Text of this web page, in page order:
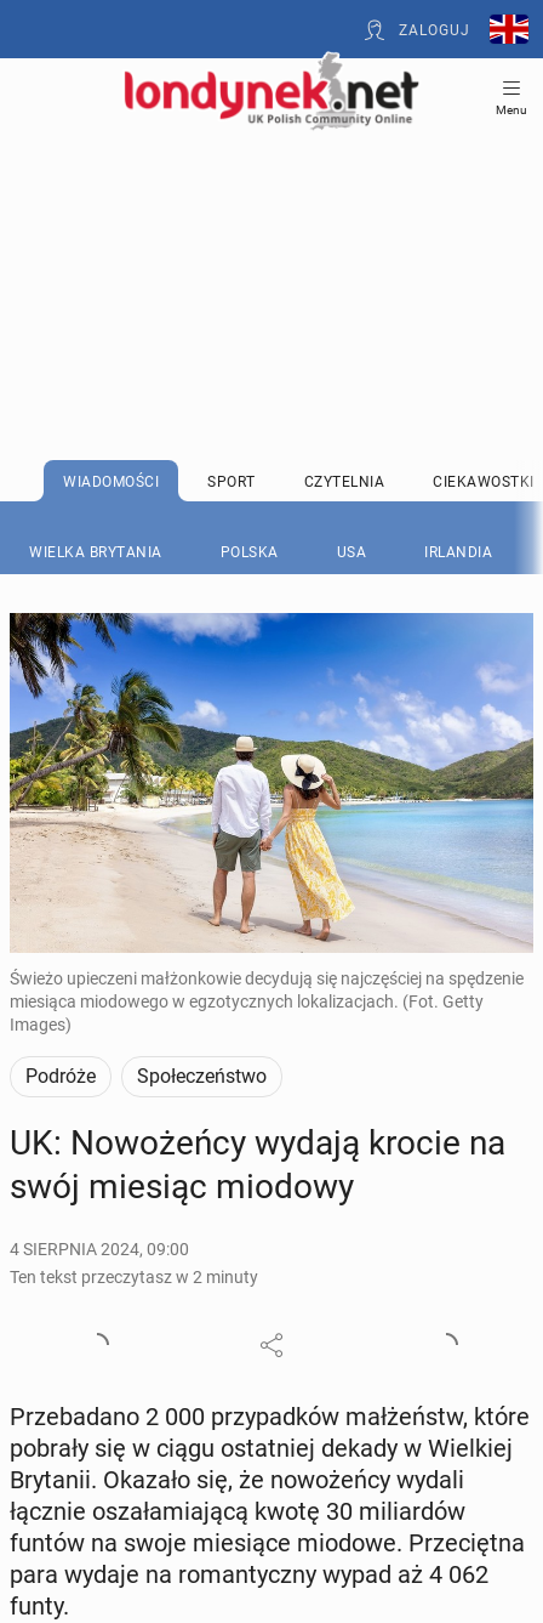
ZALOGUJ
Menu
WIADOMOŚCI SPORT CZYTELNIA CIEKAWOSTKI
WIELKA BRYTANIA POLSKA USA IRLANDIA
Świeżo upieczeni małżonkowie decydują się najczęściej na spędzenie
miesiąca miodowego w egzotycznych lokalizacjach. (Fot. Getty
Images)
Podróże Społeczeństwo
UK: No­wo­żeń­cy wydają krocie na
swój miesiąc miodowy
4 SIERPNIA 2024, 09:00
Ten tekst przeczytasz w 2 minuty
Prze­ba­da­no 2 000 przy­pad­ków mał­żeństw, które
pobrały się w ciągu ostat­niej dekady w Wiel­kiej
Bry­ta­nii. Okazało się, że no­wo­żeń­cy wydali
łącznie osza­ła­mia­ją­cą kwotę 30 mi­liar­dów
funtów na swoje mie­sią­ce miodowe. Prze­cięt­na
para wydaje na ro­man­tycz­ny wypad aż 4 062
funty.